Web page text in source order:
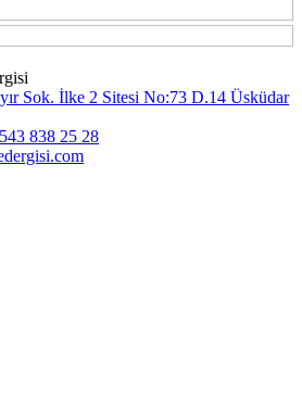
Sok. İlke 2 Sitesi No:73 D.14 Üsküdar
838 25 28